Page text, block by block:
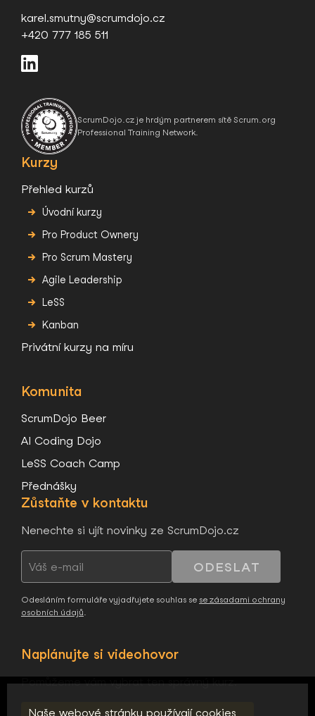
karel.smutny@scrumdojo.cz
+420 777 185 511
ScrumDojo.cz je hrdým partnerem sítě Scrum.org
Professional Training Network.
Kurzy
Přehled kurzů
Úvodní kurzy
Pro Product Ownery
Pro Scrum Mastery
Agile Leadership
LeSS
Kanban
Privátní kurzy na míru
Komunita
ScrumDojo Beer
AI Coding Dojo
LeSS Coach Camp
Přednášky
Zůstaňte v kontaktu
Nenechte si ujít novinky ze ScrumDojo.cz
ODESLAT
Odesláním formuláře vyjadřujete souhlas se se zásadami ochrany
osobních údajů.
Naplánujte si videohovor
Pomůžeme vám vybrat ten správný kurz.
Naše webové stránky používají cookies,